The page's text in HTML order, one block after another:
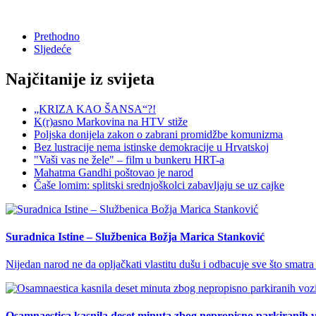
Prethodno
Sljedeće
Najčitanije iz svijeta
„KRIZA KAO ŠANSA“?!
K(r)asno Markovina na HTV stiže
Poljska donijela zakon o zabrani promidžbe komunizma
Bez lustracije nema istinske demokracije u Hrvatskoj
"Vaši vas ne žele" – film u bunkeru HRT-a
Mahatma Gandhi poštovao je narod
Čaše lomim: splitski srednjoškolci zabavljaju se uz cajke
Suradnica Istine – Službenica Božja Marica Stanković
Nijedan narod ne da opljačkati vlastitu dušu i odbacuje sve što